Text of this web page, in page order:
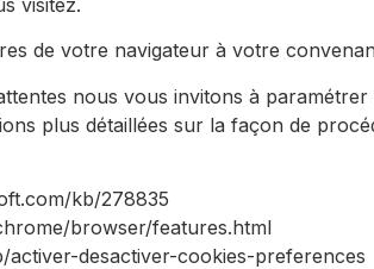
de votre navigateur à votre
nous vous invitons à
plus détaillées sur la façon de
kb/278835
browser/features.html
desactiver-cookies-preferences